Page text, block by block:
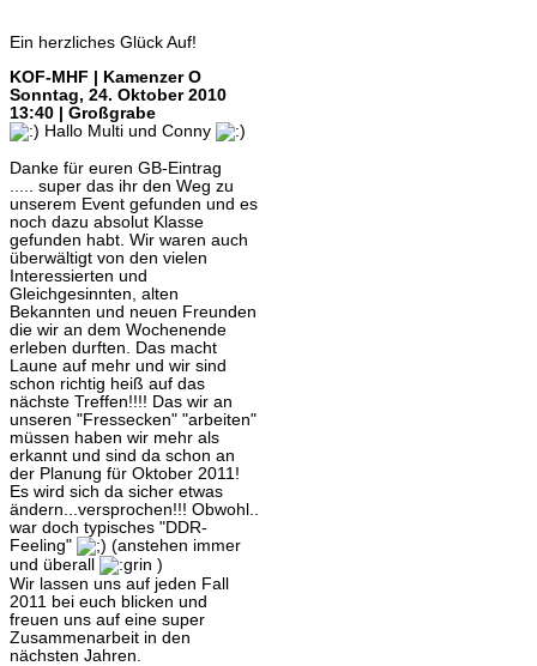
Ein herzliches Glück Auf!
KOF-MHF | Kamenzer O
Sonntag, 24. Oktober 2010
13:40 | Großgrabe
Hallo Multi und Conny
Danke für euren GB-Eintrag
..... super das ihr den Weg zu
unserem Event gefunden und es
noch dazu absolut Klasse
gefunden habt. Wir waren auch
überwältigt von den vielen
Interessierten und
Gleichgesinnten, alten
Bekannten und neuen Freunden
die wir an dem Wochenende
erleben durften. Das macht
Laune auf mehr und wir sind
schon richtig heiß auf das
nächste Treffen!!!! Das wir an
unseren "Fressecken" "arbeiten"
müssen haben wir mehr als
erkannt und sind da schon an
der Planung für Oktober 2011!
Es wird sich da sicher etwas
ändern...versprochen!!! Obwohl..
war doch typisches "DDR-
Feeling"
(anstehen immer
und überall
)
Wir lassen uns auf jeden Fall
2011 bei euch blicken und
freuen uns auf eine super
Zusammenarbeit in den
nächsten Jahren.